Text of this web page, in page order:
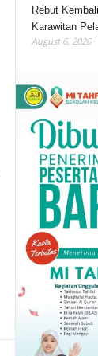
Rebut
Karawitan
August 6, 2026